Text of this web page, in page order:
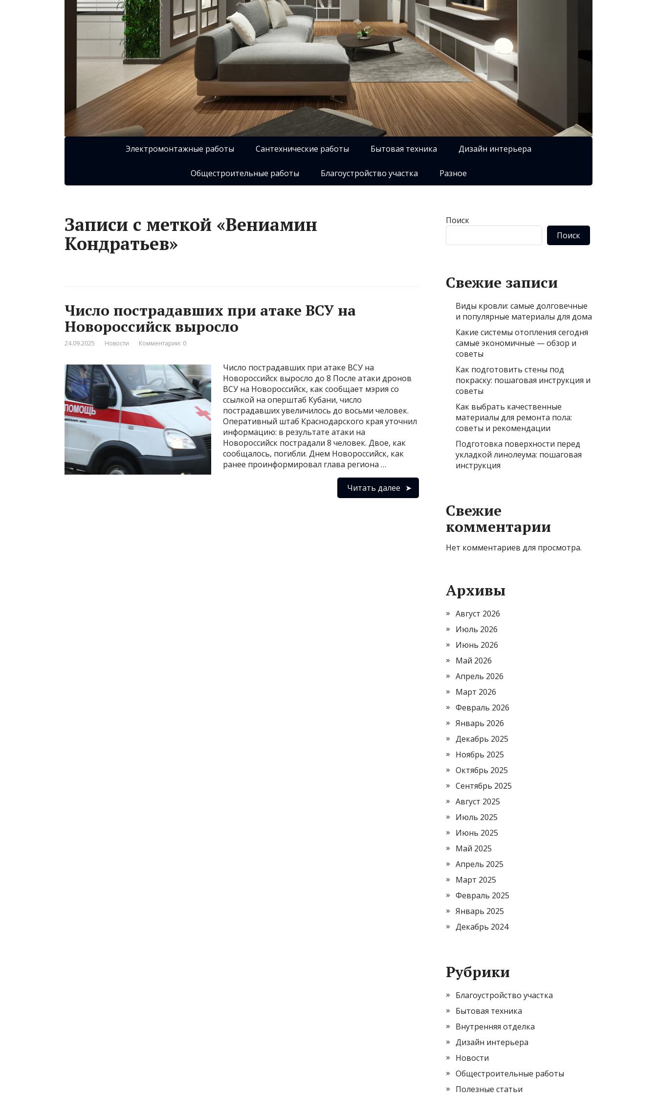
Электромонтажные работы Сантехнические работы Бытовая техника Дизайн интерьера
Общестроительные работы Благоустройство участка Разное
Записи с меткой «Вениамин
Кондратьев»
Число пострадавших при атаке ВСУ на
Новороссийск выросло
24.09.2025 Новости Комментарии: 0
Число пострадавших при атаке ВСУ на
Новороссийск выросло до 8 После атаки дронов
ВСУ на Новороссийск, как сообщает мэрия со
ссылкой на оперштаб Кубани, число
пострадавших увеличилось до восьми человек.
Оперативный штаб Краснодарского края уточнил
информацию: в результате атаки на
Новороссийск пострадали 8 человек. Двое, как
сообщалось, погибли. Днем Новороссийск, как
ранее проинформировал глава региона …
Читать далее
Поиск
Поиск
Свежие записи
Виды кровли: самые долговечные
и популярные материалы для дома
Какие системы отопления сегодня
самые экономичные — обзор и
советы
Как подготовить стены под
покраску: пошаговая инструкция и
советы
Как выбрать качественные
материалы для ремонта пола:
советы и рекомендации
Подготовка поверхности перед
укладкой линолеума: пошаговая
инструкция
Свежие
комментарии
Нет комментариев для просмотра.
Архивы
Август 2026
Июль 2026
Июнь 2026
Май 2026
Апрель 2026
Март 2026
Февраль 2026
Январь 2026
Декабрь 2025
Ноябрь 2025
Октябрь 2025
Сентябрь 2025
Август 2025
Июль 2025
Июнь 2025
Май 2025
Апрель 2025
Март 2025
Февраль 2025
Январь 2025
Декабрь 2024
Рубрики
Благоустройство участка
Бытовая техника
Внутренняя отделка
Дизайн интерьера
Новости
Общестроительные работы
Полезные статьи